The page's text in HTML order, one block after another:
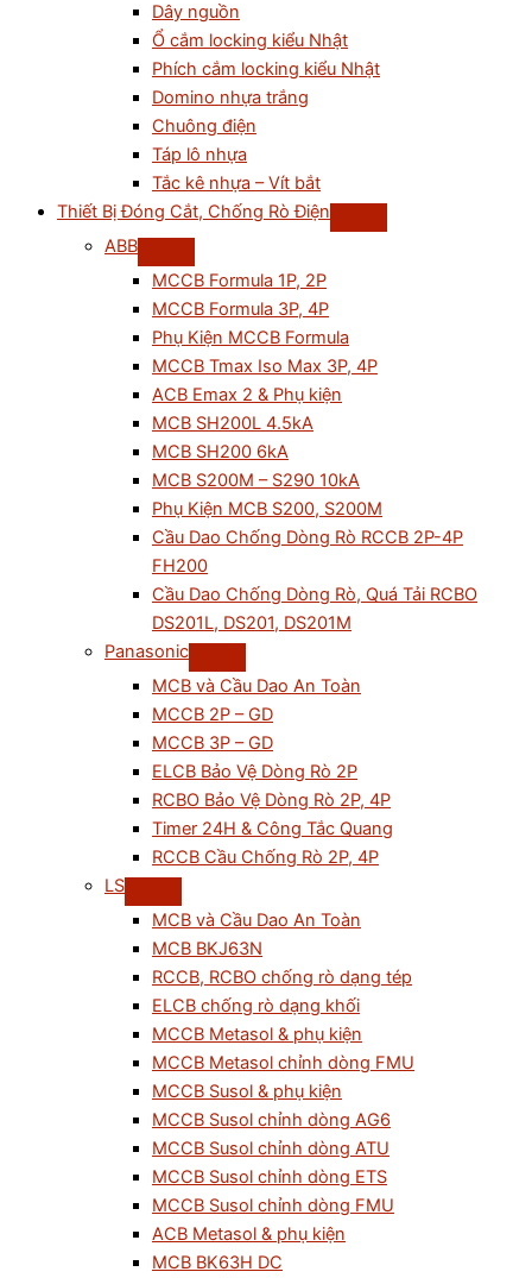
Dây nguồn
Ổ cắm locking kiểu Nhật
Phích cắm locking kiểu Nhật
Domino nhựa trắng
Chuông điện
Táp lô nhựa
Tắc kê nhựa – Vít bắt
Thiết Bị Đóng Cắt, Chống Rò Điện
ABB
MCCB Formula 1P, 2P
MCCB Formula 3P, 4P
Phụ Kiện MCCB Formula
MCCB Tmax Iso Max 3P, 4P
ACB Emax 2 & Phụ kiện
MCB SH200L 4.5kA
MCB SH200 6kA
MCB S200M – S290 10kA
Phụ Kiện MCB S200, S200M
Cầu Dao Chống Dòng Rò RCCB 2P-4P
FH200
Cầu Dao Chống Dòng Rò, Quá Tải RCBO
DS201L, DS201, DS201M
Panasonic
MCB và Cầu Dao An Toàn
MCCB 2P – GD
MCCB 3P – GD
ELCB Bảo Vệ Dòng Rò 2P
RCBO Bảo Vệ Dòng Rò 2P, 4P
Timer 24H & Công Tắc Quang
RCCB Cầu Chống Rò 2P, 4P
LS
MCB và Cầu Dao An Toàn
MCB BKJ63N
RCCB, RCBO chống rò dạng tép
ELCB chống rò dạng khối
MCCB Metasol & phụ kiện
MCCB Metasol chỉnh dòng FMU
MCCB Susol & phụ kiện
MCCB Susol chỉnh dòng AG6
MCCB Susol chỉnh dòng ATU
MCCB Susol chỉnh dòng ETS
MCCB Susol chỉnh dòng FMU
ACB Metasol & phụ kiện
MCB BK63H DC